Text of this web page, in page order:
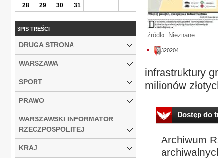
źródło: Nieznane
320204
infrastruktury
milionów
Dostęp do
Archiwum
28
29 30 31
SPIS TREŚCI
DRUGA STRONA
WARSZAWA
SPORT
PRAWO
WARSZAWSKI INFORMATOR
RZECZPOSPOLITEJ
KRAJ